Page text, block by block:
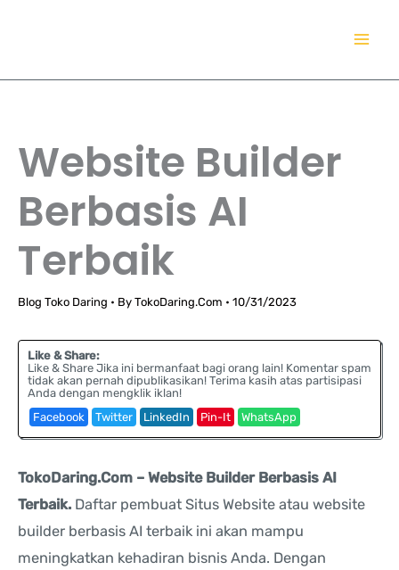
Website Builder
Berbasis AI
Terbaik
Blog Toko Daring • By TokoDaring.Com • 10/31/2023
Like & Share:
Like & Share Jika ini bermanfaat bagi orang lain! Komentar spam
tidak akan pernah dipublikasikan! Terima kasih atas partisipasi
Anda dengan mengklik iklan!
Facebook
Twitter LinkedIn Pin-It WhatsApp
TokoDaring.Com – Website Builder Berbasis AI
Terbaik. Daftar pembuat Situs Website atau website
builder berbasis AI terbaik ini akan mampu
meningkatkan kehadiran bisnis Anda. Dengan